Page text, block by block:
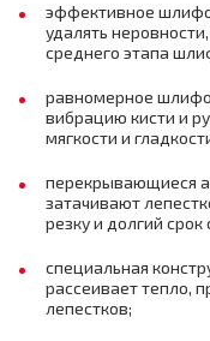
эффективное
удалять
среднего этапа
равномерное
вибрацию кисти и
мягкости и
перекрывающиеся
затачивают
резку и долгий
специальная
рассеивает тепло,
лепестков;